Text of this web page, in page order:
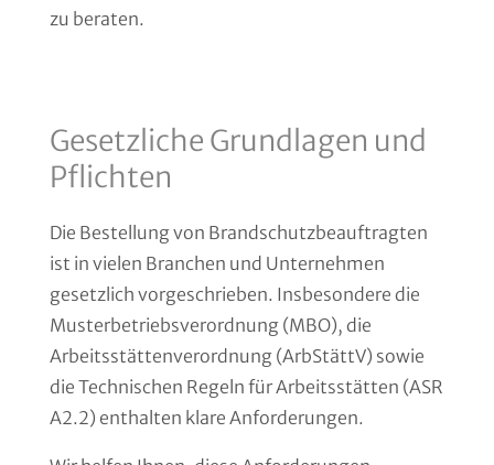
zu beraten.
Gesetzliche Grundlagen und
Pflichten
Die Bestellung von Brandschutzbeauftragten
ist in vielen Branchen und Unternehmen
gesetzlich vorgeschrieben. Insbesondere die
Musterbetriebsverordnung (MBO), die
Arbeitsstättenverordnung (ArbStättV) sowie
die Technischen Regeln für Arbeitsstätten (ASR
A2.2) enthalten klare Anforderungen.